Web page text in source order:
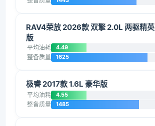
RAV4荣放 2026款 双擎 2.0L 两驱精英
版
平均油耗 4.49
整备质量 1625
极睿 2017款 1.6L 豪华版
平均油耗 4.55
整备质量 1485